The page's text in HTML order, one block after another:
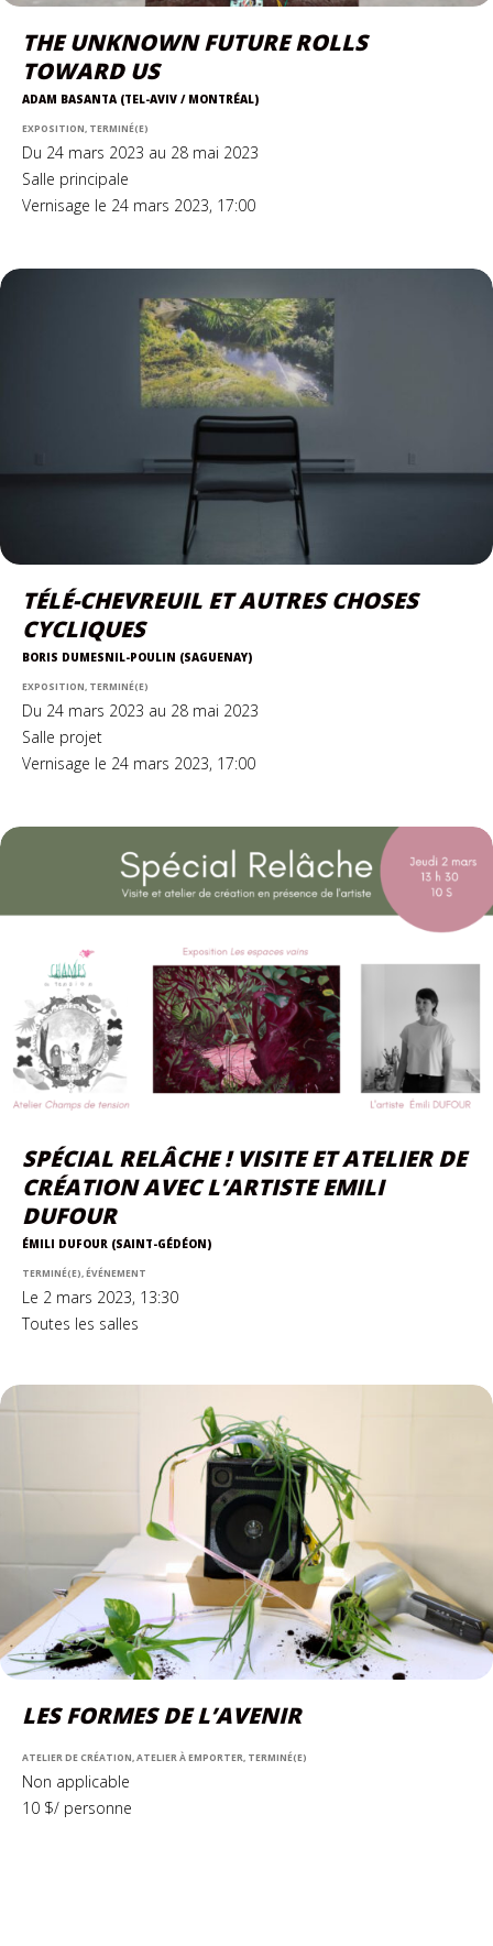
THE UNKNOWN FUTURE ROLLS
TOWARD US
ADAM BASANTA (TEL-AVIV / MONTRÉAL)
EXPOSITION, TERMINÉ(E)
Du 24 mars 2023 au 28 mai 2023
Salle principale
Vernisage le 24 mars 2023, 17:00
TÉLÉ-CHEVREUIL ET AUTRES CHOSES
CYCLIQUES
BORIS DUMESNIL-POULIN (SAGUENAY)
EXPOSITION, TERMINÉ(E)
Du 24 mars 2023 au 28 mai 2023
Salle projet
Vernisage le 24 mars 2023, 17:00
SPÉCIAL RELÂCHE ! VISITE ET ATELIER DE
CRÉATION AVEC L’ARTISTE EMILI
DUFOUR
ÉMILI DUFOUR (SAINT-GÉDÉON)
TERMINÉ(E), ÉVÉNEMENT
Le 2 mars 2023, 13:30
Toutes les salles
LES FORMES DE L’AVENIR
ATELIER DE CRÉATION, ATELIER À EMPORTER, TERMINÉ(E)
Non applicable
10 $/ personne